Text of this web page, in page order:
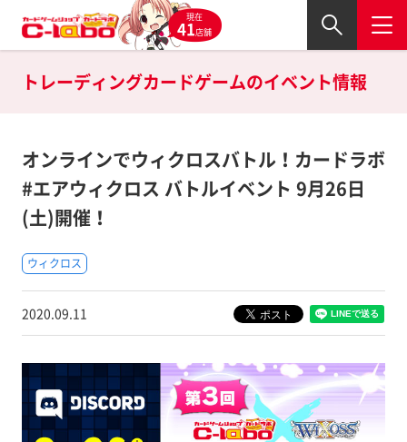
現在
41店舗
トレーディングカードゲームのイベント情報
オンラインでウィクロスバトル！カードラボ
#エアウィクロス バトルイベント 9月26日
(土)開催！
ウィクロス
2020.09.11